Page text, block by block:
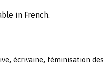
in French.
, écrivaine, féminisation des